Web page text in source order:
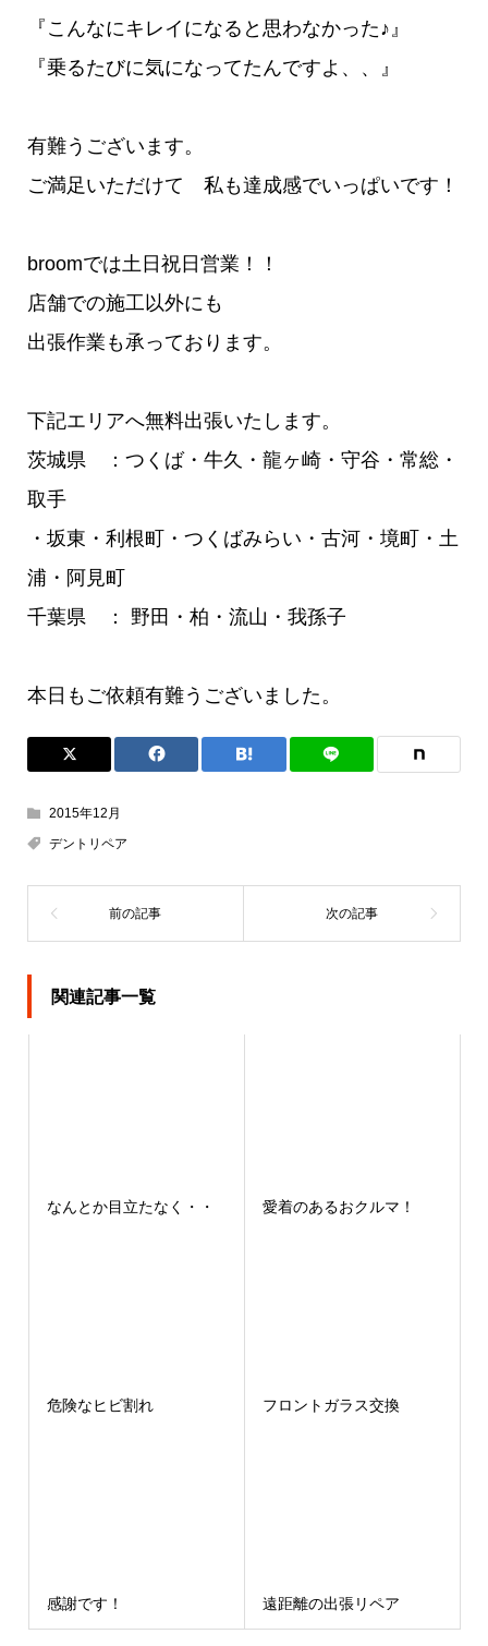
『こんなにキレイになると思わなかった♪』
『乗るたびに気になってたんですよ、、』
有難うございます。
ご満足いただけて 私も達成感でいっぱいです！
broomでは土日祝日営業！！
店舗での施工以外にも
出張作業も承っております。
下記エリアへ無料出張いたします。
茨城県 ：つくば・牛久・龍ヶ崎・守谷・常総・
取手
・坂東・利根町・つくばみらい・古河・境町・土
浦・阿見町
千葉県 ： 野田・柏・流山・我孫子
本日もご依頼有難うございました。
2015年12月
デントリペア
関連記事一覧
なんとか目立たなく・・ 愛着のあるおクルマ！
危険なヒビ割れ フロントガラス交換
感謝です！ 遠距離の出張リペア